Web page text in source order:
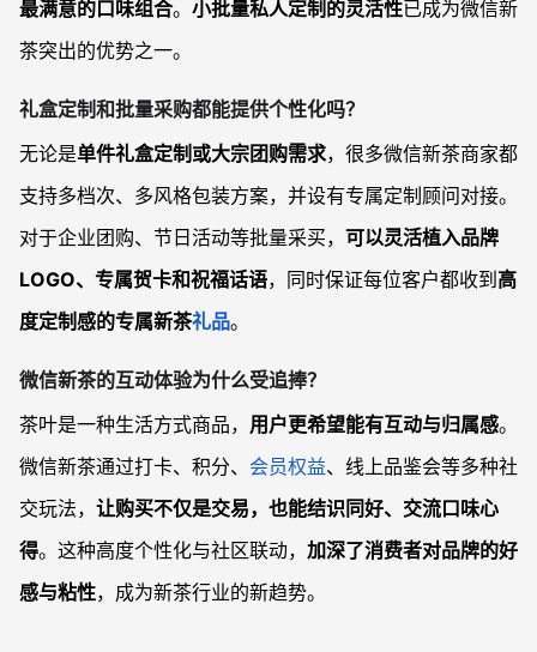
最满意的口味组合。 小批量私人定制的灵活性已成为微信新
茶突出的优势之一。
礼盒定制和批量采购都能提供个性化吗？
无论是单件礼盒定制或大宗团购需求，很多微信新茶商家都
支持多档次、多风格包装方案，并设有专属定制顾问对接。
对于企业团购、节日活动等批量采买， 可以灵活植入品牌
LOGO、专属贺卡和祝福话语，同时保证每位客户都收到高
度定制感的专属新茶礼品。
微信新茶的互动体验为什么受追捧？
茶叶是一种生活方式商品， 用户更希望能有互动与归属感。
微信新茶通过打卡、积分、 会员权益、线上品鉴会等多种社
交玩法， 让购买不仅是交易，也能结识同好、交流口味心
得。这种高度个性化与社区联动， 加深了消费者对品牌的好
感与粘性，成为新茶行业的新趋势。